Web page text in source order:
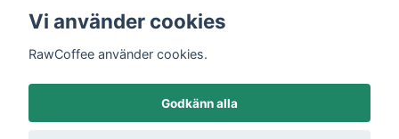
Sociala medier
Vi använder cookies
RawCoffee använder cookies.
Godkänn alla